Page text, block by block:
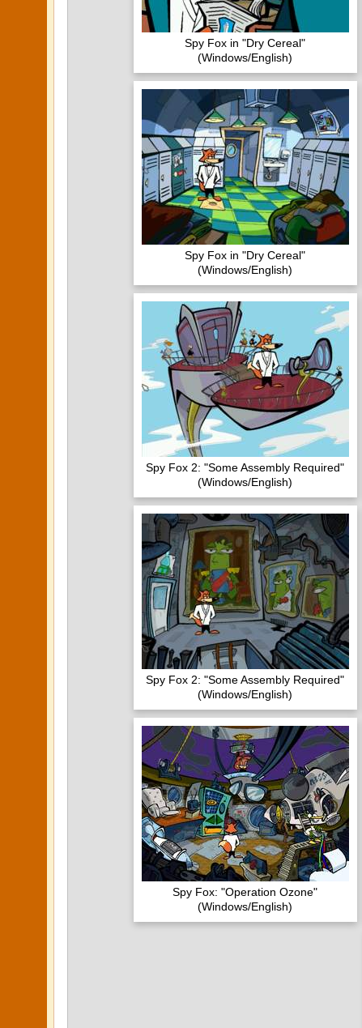
Spy Fox in "Dry Cereal"
(Windows/English)
Spy Fox in "Dry Cereal"
(Windows/English)
Spy Fox 2: "Some Assembly Required"
(Windows/English)
Spy Fox 2: "Some Assembly Required"
(Windows/English)
Spy Fox: "Operation Ozone"
(Windows/English)